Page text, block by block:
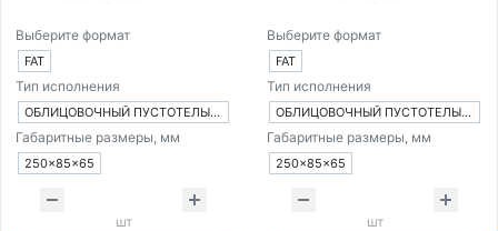
Выберите формат
FAT
Тип исполнения
ОБЛИЦОВОЧНЫЙ ПУСТОТЕЛЫЙ КИРПИЧ
Габаритные размеры, мм
250×85×65
шт
Выберите формат
FAT
Тип исполнения
ОБЛИЦОВОЧНЫЙ ПУСТОТЕЛЫЙ КИРПИЧ
Габаритные размеры, мм
250×85×65
шт